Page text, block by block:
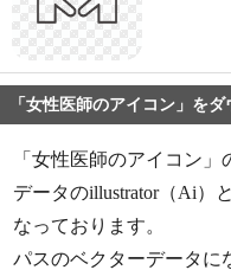
「女性医師のアイコン」を
「女性医師のアイコン
データのillustrator（Ai）
なっております。
パスのベクターデータに